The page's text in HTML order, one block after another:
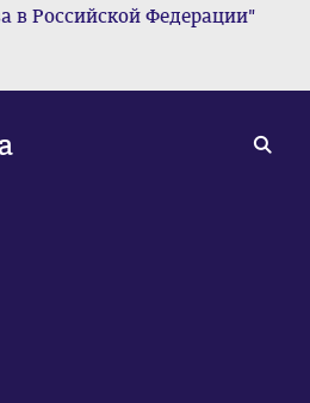
в Российской Федерации"